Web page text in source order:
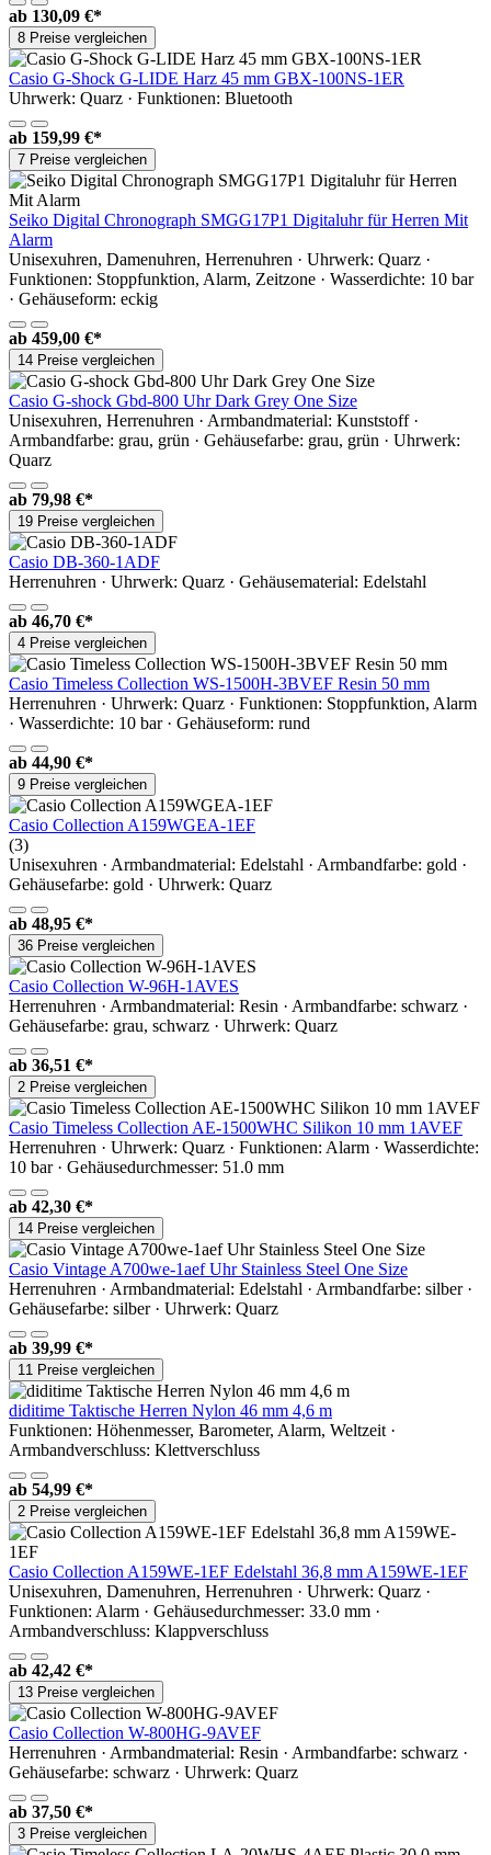
ab 130,09 €*
8 Preise vergleichen
Casio G-Shock G-LIDE Harz 45 mm GBX-100NS-1ER
Uhrwerk: Quarz · Funktionen: Bluetooth
ab 159,99 €*
7 Preise vergleichen
Seiko Digital Chronograph SMGG17P1 Digitaluhr für Herren Mit
Alarm
Unisexuhren, Damenuhren, Herrenuhren · Uhrwerk: Quarz ·
Funktionen: Stoppfunktion, Alarm, Zeitzone · Wasserdichte: 10 bar
· Gehäuseform: eckig
ab 459,00 €*
14 Preise vergleichen
Casio G-shock Gbd-800 Uhr Dark Grey One Size
Unisexuhren, Herrenuhren · Armbandmaterial: Kunststoff ·
Armbandfarbe: grau, grün · Gehäusefarbe: grau, grün · Uhrwerk:
Quarz
ab 79,98 €*
19 Preise vergleichen
Casio DB-360-1ADF
Herrenuhren · Uhrwerk: Quarz · Gehäusematerial: Edelstahl
ab 46,70 €*
4 Preise vergleichen
Casio Timeless Collection WS-1500H-3BVEF Resin 50 mm
Herrenuhren · Uhrwerk: Quarz · Funktionen: Stoppfunktion, Alarm
· Wasserdichte: 10 bar · Gehäuseform: rund
ab 44,90 €*
9 Preise vergleichen
Casio Collection A159WGEA-1EF
(3)
Unisexuhren · Armbandmaterial: Edelstahl · Armbandfarbe: gold ·
Gehäusefarbe: gold · Uhrwerk: Quarz
ab 48,95 €*
36 Preise vergleichen
Casio Collection W-96H-1AVES
Herrenuhren · Armbandmaterial: Resin · Armbandfarbe: schwarz ·
Gehäusefarbe: grau, schwarz · Uhrwerk: Quarz
ab 36,51 €*
2 Preise vergleichen
Casio Timeless Collection AE-1500WHC Silikon 10 mm 1AVEF
Herrenuhren · Uhrwerk: Quarz · Funktionen: Alarm · Wasserdichte:
10 bar · Gehäusedurchmesser: 51.0 mm
ab 42,30 €*
14 Preise vergleichen
Casio Vintage A700we-1aef Uhr Stainless Steel One Size
Herrenuhren · Armbandmaterial: Edelstahl · Armbandfarbe: silber ·
Gehäusefarbe: silber · Uhrwerk: Quarz
ab 39,99 €*
11 Preise vergleichen
diditime Taktische Herren Nylon 46 mm 4,6 m
Funktionen: Höhenmesser, Barometer, Alarm, Weltzeit ·
Armbandverschluss: Klettverschluss
ab 54,99 €*
2 Preise vergleichen
Casio Collection A159WE-1EF Edelstahl 36,8 mm A159WE-1EF
Unisexuhren, Damenuhren, Herrenuhren · Uhrwerk: Quarz ·
Funktionen: Alarm · Gehäusedurchmesser: 33.0 mm ·
Armbandverschluss: Klappverschluss
ab 42,42 €*
13 Preise vergleichen
Casio Collection W-800HG-9AVEF
Herrenuhren · Armbandmaterial: Resin · Armbandfarbe: schwarz ·
Gehäusefarbe: schwarz · Uhrwerk: Quarz
ab 37,50 €*
3 Preise vergleichen